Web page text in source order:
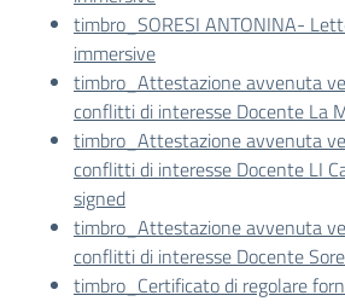
timbro_SORESI ANTONINA-
immersive
timbro_Attestazione avvenuta
conflitti di interesse Docente La
timbro_Attestazione avvenuta
conflitti di interesse Docente LI
signed
timbro_Attestazione avvenuta
conflitti di interesse Docente
timbro_Certificato di regolare